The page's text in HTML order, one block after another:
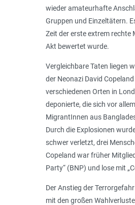
wieder amateurhafte
Gruppen und Einzeltätern.
Zeit der erste extrem rechte
Akt bewertet wurde.
Vergleichbare Taten liegen
der Neonazi David
verschiedenen Orten in
deponierte, die sich vor
MigrantInnen aus
Durch die Explosionen
schwer verletzt, drei
Copeland war früher
Party“ (BNP) und lose mit
Der Anstieg der
mit den großen